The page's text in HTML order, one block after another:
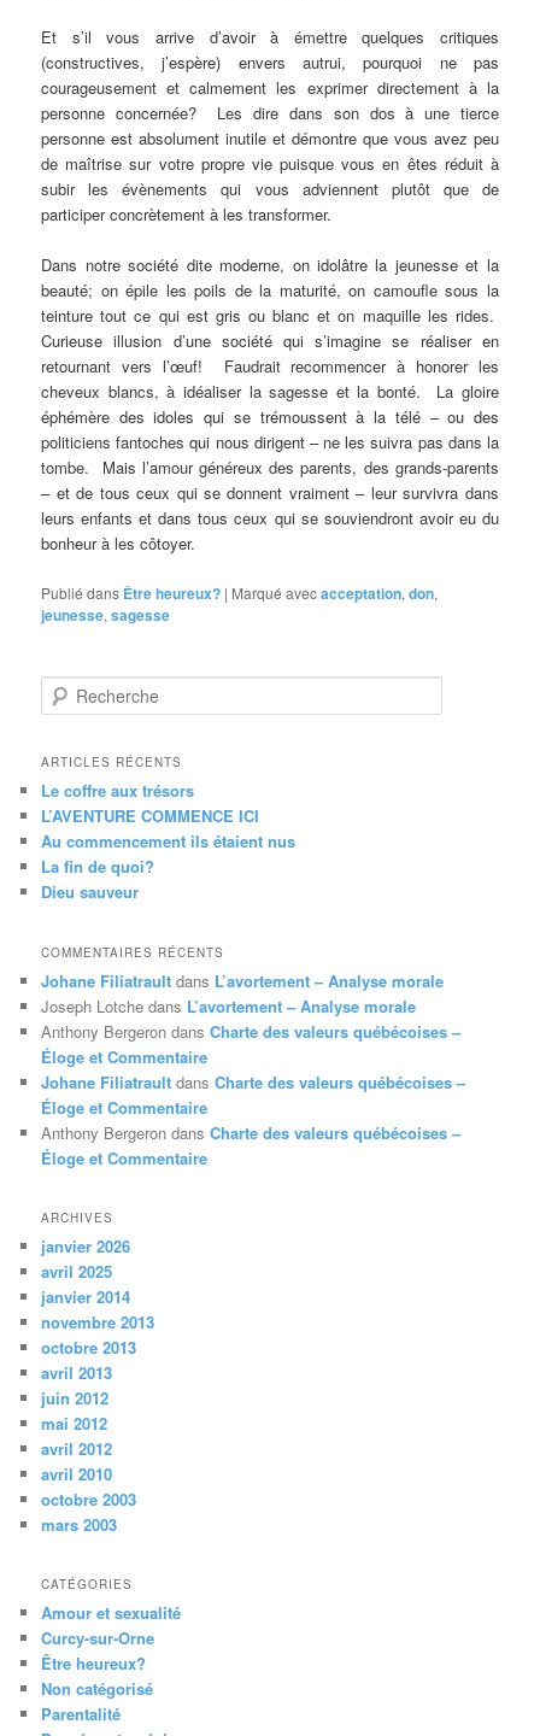
Et s’il vous arrive d’avoir à émettre quelques critiques
(constructives, j’espère) envers autrui, pourquoi ne pas
courageusement et calmement les exprimer directement à la
personne concernée? Les dire dans son dos à une tierce
personne est absolument inutile et démontre que vous avez peu
de maîtrise sur votre propre vie puisque vous en êtes réduit à
subir les évènements qui vous adviennent plutôt que de
participer concrètement à les transformer.
Dans notre société dite moderne, on idolâtre la jeunesse et la
beauté; on épile les poils de la maturité, on camoufle sous la
teinture tout ce qui est gris ou blanc et on maquille les rides.
Curieuse illusion d’une société qui s’imagine se réaliser en
retournant vers l’œuf! Faudrait recommencer à honorer les
cheveux blancs, à idéaliser la sagesse et la bonté. La gloire
éphémère des idoles qui se trémoussent à la télé – ou des
politiciens fantoches qui nous dirigent – ne les suivra pas dans la
tombe. Mais l’amour généreux des parents, des grands-parents
– et de tous ceux qui se donnent vraiment – leur survivra dans
leurs enfants et dans tous ceux qui se souviendront avoir eu du
bonheur à les côtoyer.
Publié dans Être heureux? | Marqué avecacceptation,don,
jeunesse,sagesse
e
h
r
c
h
e
ARTICLES RÉCENTS
Le coffre aux trésors
L’AVENTURE COMMENCE ICI
Au commencement ils étaient nus
La fin de quoi?
Dieu sauveur
COMMENTAIRES RÉCENTS
Johane Filiatrault dans L’avortement – Analyse morale
Joseph Lotche dans L’avortement – Analyse morale
Anthony Bergeron dansCharte des valeurs québécoises –
Éloge et Commentaire
Johane Filiatrault dansCharte des valeurs québécoises –
Éloge et Commentaire
Anthony Bergeron dansCharte des valeurs québécoises –
Éloge et Commentaire
ARCHIVES
janvier 2026
avril 2025
janvier 2014
novembre 2013
octobre 2013
avril 2013
juin 2012
mai 2012
avril 2012
avril 2010
octobre 2003
mars 2003
CATÉGORIES
Amour et sexualité
Curcy-sur-Orne
Être heureux?
Non catégorisé
Parentalité